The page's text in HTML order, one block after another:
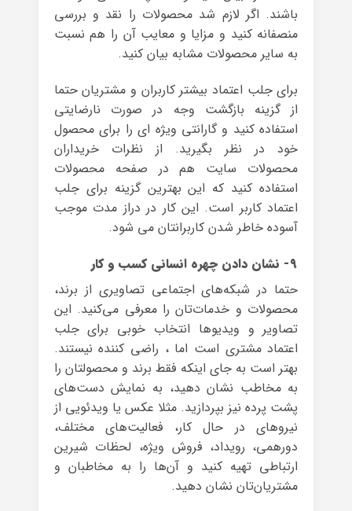
باشند. اگر لازم شد محصولات را نقد و بررسی
منصفانه کنید و مزایا و معایب آن را هم نسبت
به سایر محصولات مشابه بیان کنید.
برای جلب اعتماد بیشتر کاربران و مشتریان حتما
از گزینه بازگشت وجه در صورت نارضایتی
استفاده کنید و گارانتی ویژه ای را برای محصول
خود در نظر بگیرید. از نظرات خریداران
محصولات سایت هم در صفحه محصولات
استفاده کنید که این بهترین گزینه برای جلب
اعتماد کاربر است. این کار در دراز مدت موجب
آسوده خاطر شدن کاربرانتان می شود.
۹- نشان دادن چهره انسانی کسب و کار
حتما در شبکه‌های اجتماعی تصاویری از برند،
محصولات و خدمات‌تان را معرفی می‌کنید. این
تصاویر و ویدیو‌ها انتخاب خوبی برای جلب
اعتماد مشتری است اما ، راضی کننده نیستند.
بهتر است به جای اینکه فقط برند و محصولتان را
به مخاطب نشان دهید، به نمایش دست‌های
پشت پرده نیز بپردازید. مثلا عکس یا ویدئویی از
نیروهای در حال کار، فعالیت‌های مختلف،
دورهمی، رویداد، فروش ویژه، لحظات شیرین
ارتباطی تهیه کنید و آن‌ها را به مخاطبان و
مشتریان‌تان نشان دهید.